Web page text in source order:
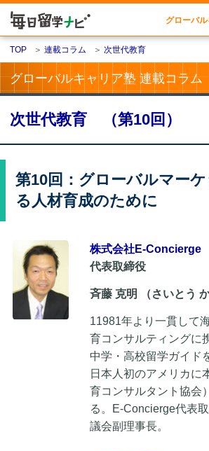
グローバ
TOP ＞ 連載コラム ＞ 次世代教育
グローバルキャリア塾 連載コラム
次世代教育 （第10回）
第10回：グローバルマー
る人材育成のために
株式会社E-Concierge
代表取締役
斉藤 克明 （さいとう
11981年より一貫して
育コンサルティングに
中学・高校留学ガイド
日本人初のアメリカに
育コンサルタント協会
る。E-Concierge代表
議会副理事長。